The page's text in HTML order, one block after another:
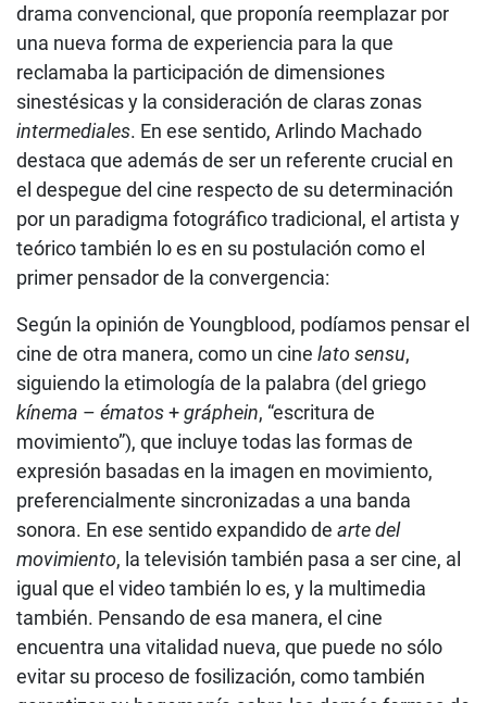
drama convencional, que proponía reemplazar por
una nueva forma de experiencia para la que
reclamaba la participación de dimensiones
sinestésicas y la consideración de claras zonas
intermediales. En ese sentido, Arlindo Machado
destaca que además de ser un referente crucial en
el despegue del cine respecto de su determinación
por un paradigma fotográfico tradicional, el artista y
teórico también lo es en su postulación como el
primer pensador de la convergencia:
Según la opinión de Youngblood, podíamos pensar el
cine de otra manera, como un cine lato sensu,
siguiendo la etimología de la palabra (del griego
kínema – ématos+gráphein, “escritura de
movimiento”), que incluye todas las formas de
expresión basadas en la imagen en movimiento,
preferencialmente sincronizadas a una banda
sonora. En ese sentido expandido de arte del
movimiento, la televisión también pasa a ser cine, al
igual que el video también lo es, y la multimedia
también. Pensando de esa manera, el cine
encuentra una vitalidad nueva, que puede no sólo
evitar su proceso de fosilización, como también